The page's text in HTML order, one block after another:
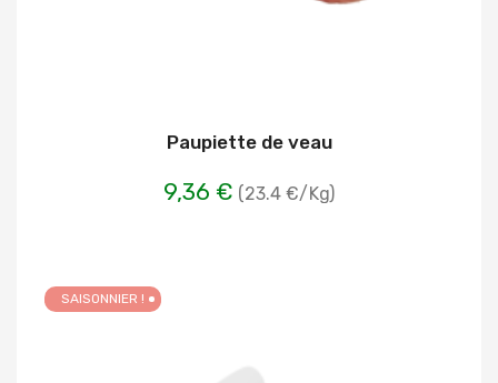
Paupiette de veau
9,36 € (23.4 €/Kg)
SAISONNIER !